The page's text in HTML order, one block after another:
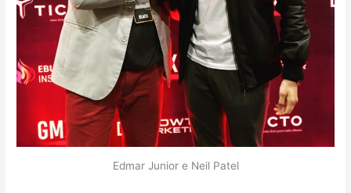
Edmar Junior e Neil Patel